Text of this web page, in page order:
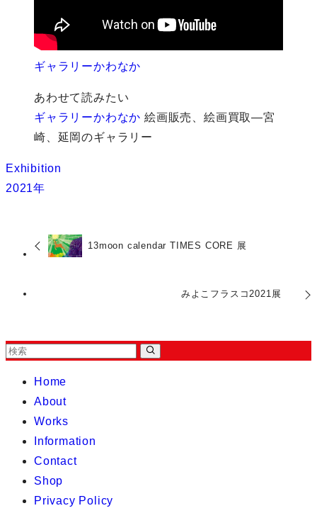
ギャラリーかわなか
あわせて読みたい
ギャラリーかわなか 絵画販売、絵画買取―宮
崎、延岡のギャラリー
Exhibition
2021年
13moon calendar TIMES CORE 展
みよこフラスコ2021展
Home
About
Works
Information
Contact
Shop
Privacy Policy